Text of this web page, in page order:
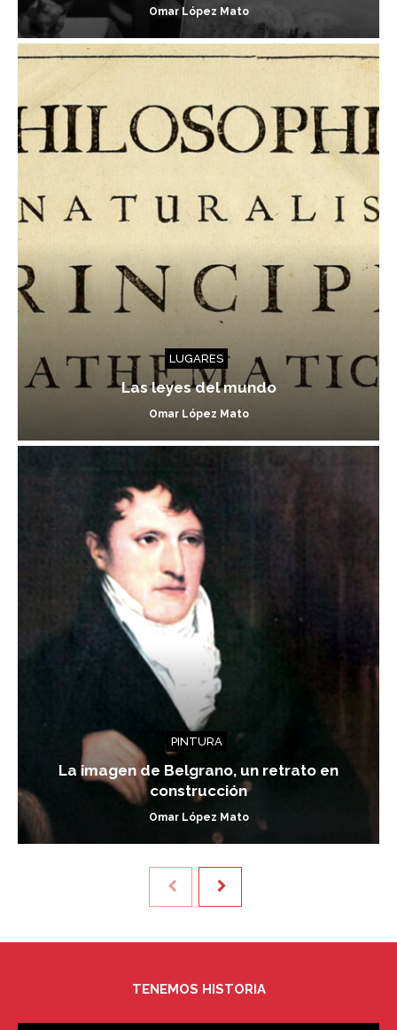
Omar López Mato
LUGARES
Las leyes del mundo
Omar López Mato
PINTURA
La imagen de Belgrano, un retrato en
construcción
Omar López Mato
TENEMOS HISTORIA